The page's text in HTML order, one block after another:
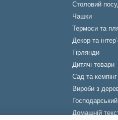
Столовий
Чашки
Термоси та
Декор та
Гірлянди
Дитячі товари
Сад та кемпінг
Вироби з
Домашній